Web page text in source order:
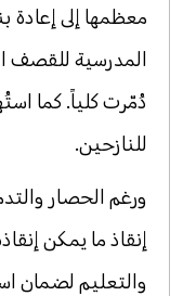
دُمّرت كلياً. كما
للنازحين.
ورغم الحصار
إنقاذ ما يمكن
والتعليم لضمان